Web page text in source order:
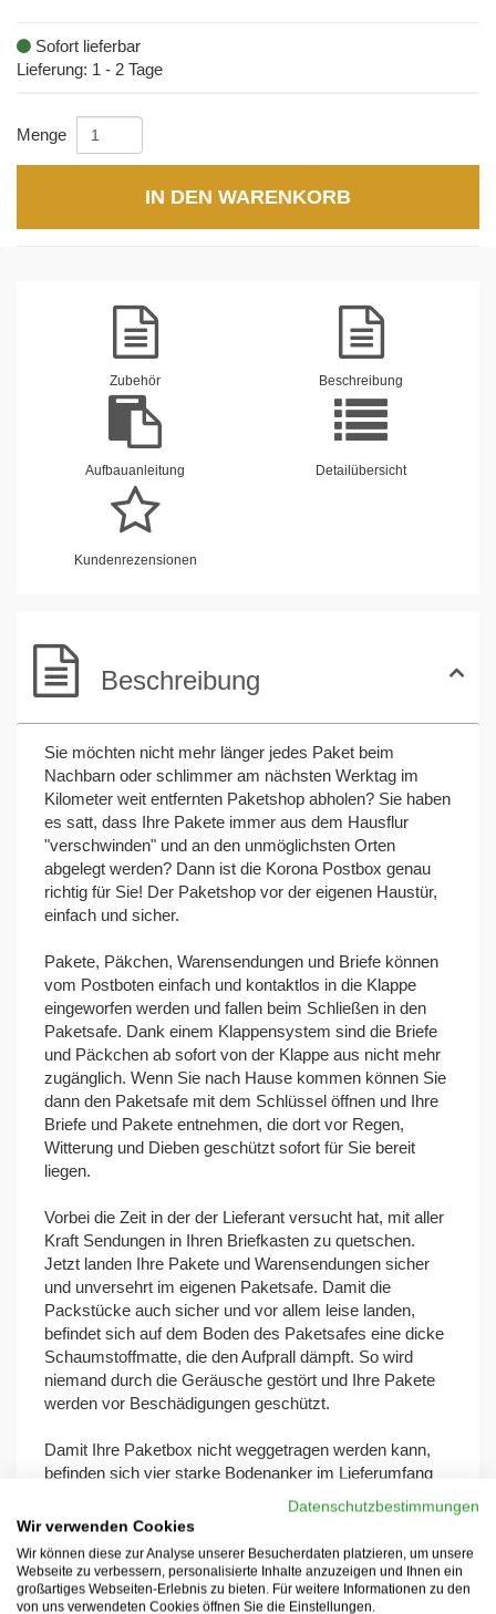
Sofort lieferbar
Lieferung: 1 - 2 Tage
Menge
IN DEN WARENKORB
Zubehör Beschreibung
Aufbauanleitung Detailübersicht
Kundenrezensionen
Beschreibung
Sie möchten nicht mehr länger jedes Paket beim
Nachbarn oder schlimmer am nächsten Werktag im
Kilometer weit entfernten Paketshop abholen? Sie haben
es satt, dass Ihre Pakete immer aus dem Hausflur
"verschwinden" und an den unmöglichsten Orten
abgelegt werden? Dann ist die Korona Postbox genau
richtig für Sie! Der Paketshop vor der eigenen Haustür,
einfach und sicher.
Pakete, Päkchen, Warensendungen und Briefe können
vom Postboten einfach und kontaktlos in die Klappe
eingeworfen werden und fallen beim Schließen in den
Paketsafe. Dank einem Klappensystem sind die Briefe
und Päckchen ab sofort von der Klappe aus nicht mehr
zugänglich. Wenn Sie nach Hause kommen können Sie
dann den Paketsafe mit dem Schlüssel öffnen und Ihre
Briefe und Pakete entnehmen, die dort vor Regen,
Witterung und Dieben geschützt sofort für Sie bereit
liegen.
Vorbei die Zeit in der der Lieferant versucht hat, mit aller
Kraft Sendungen in Ihren Briefkasten zu quetschen.
Jetzt landen Ihre Pakete und Warensendungen sicher
und unversehrt im eigenen Paketsafe. Damit die
Packstücke auch sicher und vor allem leise landen,
befindet sich auf dem Boden des Paketsafes eine dicke
Schaumstoffmatte, die den Aufprall dämpft. So wird
niemand durch die Geräusche gestört und Ihre Pakete
werden vor Beschädigungen geschützt.
Damit Ihre Paketbox nicht weggetragen werden kann,
befinden sich vier starke Bodenanker im Lieferumfang
mit der Sie Ihre Postbox bombenfest im Boden
verankern können. Mitgeliefert werden zusätzlich zwei
haben.
Datenschutzbestimmungen
Wir verwenden Cookies
Wir können diese zur Analyse unserer Besucherdaten platzieren, um unsere
Webseite zu verbessern, personalisierte Inhalte anzuzeigen und Ihnen ein
großartiges Webseiten-Erlebnis zu bieten. Für weitere Informationen zu den
von uns verwendeten Cookies öffnen Sie die Einstellungen.